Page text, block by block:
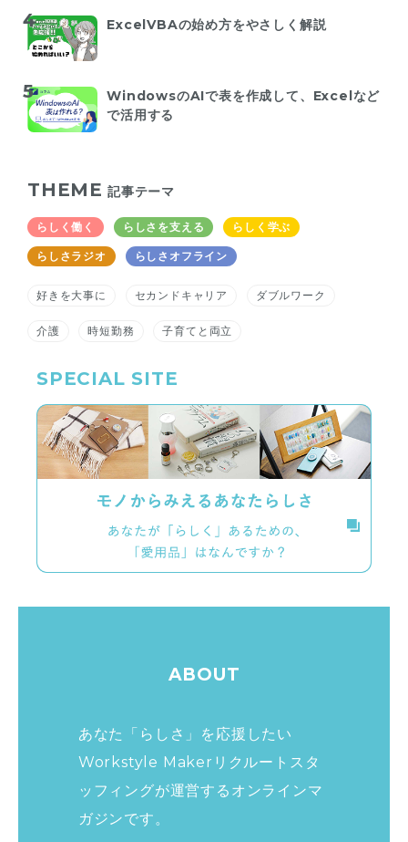
ExcelVBAの始め方をやさしく解説
WindowsのAIで表を作成して、Excelなど
で活用する
THEME 記事テーマ
らしく働く らしさを支える らしく学ぶ
らしさラジオ らしさオフライン
好きを大事に セカンドキャリア ダブルワーク
介護 時短勤務 子育てと両立
SPECIAL SITE
ABOUT
あなた「らしさ」を応援したい
Workstyle Makerリクルートスタ
ッフィングが運営する オンラインマ
ガジンです。